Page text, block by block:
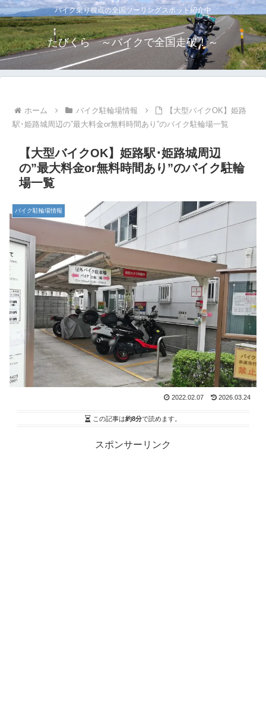
バイク乗り視点の全国ツーリングスポット紹介中
たびくら ～バイクで全国走破！～
ホーム バイク駐輪場情報
【大型バイクOK】姫路
駅･姫路城周辺の”最大料金or無料時間あり”のバイク駐輪場一覧
【大型バイクOK】姫路駅･姫路城周辺
の”最大料金or無料時間あり”のバイク駐輪
場一覧
バイク駐輪場情報
2022.02.07 2026.03.24
この記事は約8分で読めます。
スポンサーリンク